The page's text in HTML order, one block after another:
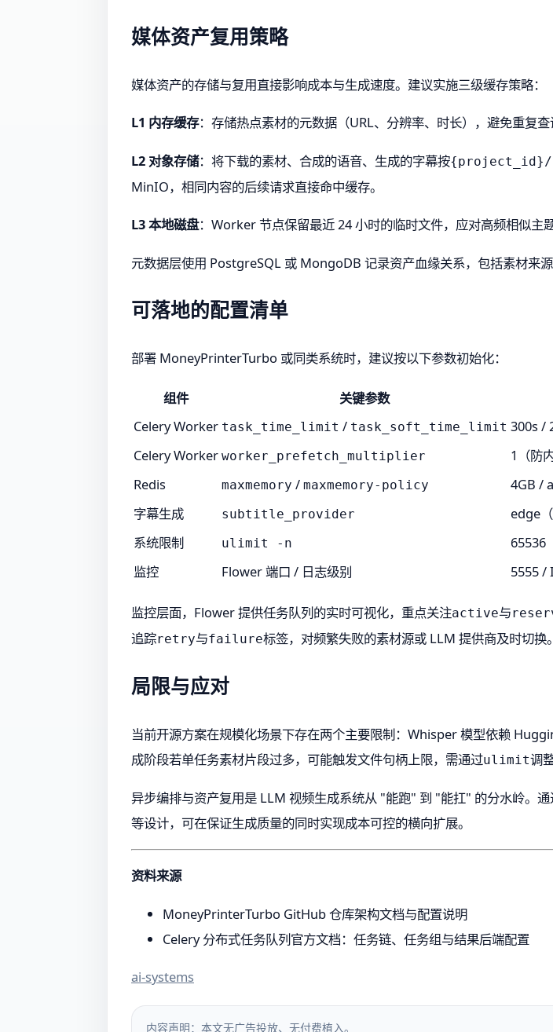
媒体资产复用策略
媒体资产的存储与复用直接影响成本与生成速度。建议实施三级缓存策略：
L1 内存缓存：存储热点素材的元数据（URL、分辨率、时长），避免重复查
L2 对象存储：将下载的素材、合成的语音、生成的字幕按{project_id}/
MinIO，相同内容的后续请求直接命中缓存。
L3 本地磁盘：Worker 节点保留最近 24 小时的临时文件，应对高频相似主
元数据层使用 PostgreSQL 或 MongoDB 记录资产血缘关系，包括素材来
可落地的配置清单
部署 MoneyPrinterTurbo 或同类系统时，建议按以下参数初始化：
组件 关键参数
Celery Worker task_time_limit / task_soft_time_limit 300s /
Celery Worker worker_prefetch_multiplier
1（防
Redis
maxmemory / maxmemory-policy
4GB /
字幕生成
subtitle_provider
edge
系统限制
ulimit -n
65536
监控
Flower 端口 / 日志级别 5555 /
监控层面，Flower 提供任务队列的实时可视化，重点关注active与
追踪retry与failure标签，对频繁失败的素材源或 LLM 提供商及时切换。
局限与应对
当前开源方案在规模化场景下存在两个主要限制：Whisper 模型依赖
成阶段若单任务素材片段过多，可能触发文件句柄上限，需通过ulimit调
异步编排与资产复用是 LLM 视频生成系统从 "能跑" 到 "能扛" 的分水岭。
等设计，可在保证生成质量的同时实现成本可控的横向扩展。
资料来源
MoneyPrinterTurbo GitHub 仓库架构文档与配置说明
Celery 分布式任务队列官方文档：任务链、任务组与结果后端配置
ai-systems
内容声明：本文无广告投放、无付费植入。